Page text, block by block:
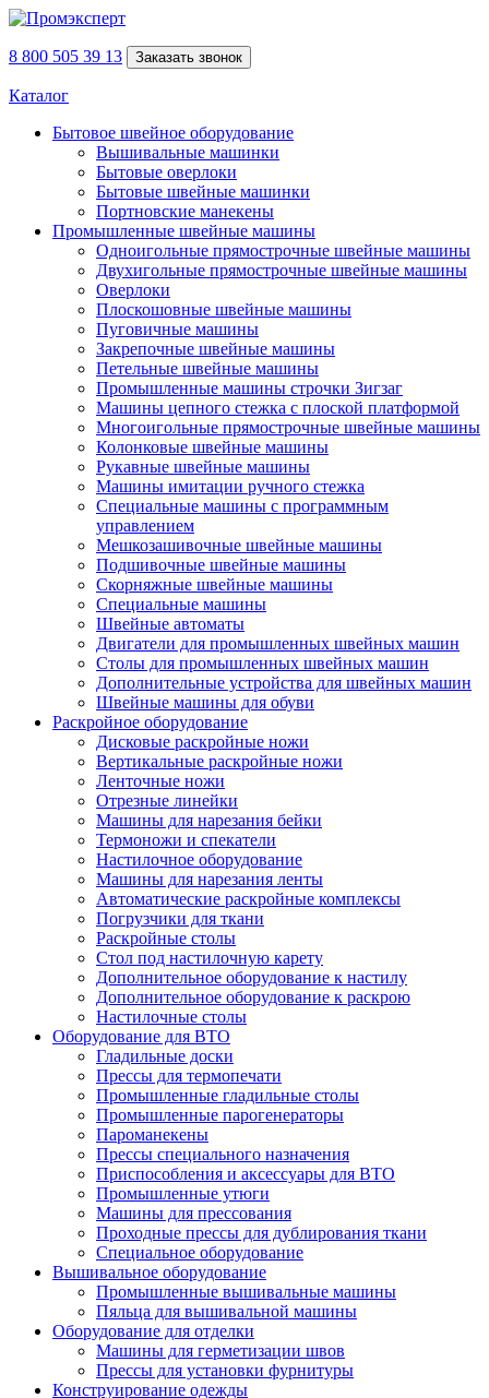
8 800 505 39 13 Заказать звонок
Каталог
Бытовое швейное оборудование
Вышивальные машинки
Бытовые оверлоки
Бытовые швейные машинки
Портновские манекены
Промышленные швейные машины
Одноигольные прямострочные швейные машины
Двухигольные прямострочные швейные машины
Оверлоки
Плоскошовные швейные машины
Пуговичные машины
Закрепочные швейные машины
Петельные швейные машины
Промышленные машины строчки Зигзаг
Машины цепного стежка с плоской платформой
Многоигольные прямострочные швейные машины
Колонковые швейные машины
Рукавные швейные машины
Машины имитации ручного стежка
Специальные машины с программным
управлением
Мешкозашивочные швейные машины
Подшивочные швейные машины
Скорняжные швейные машины
Специальные машины
Швейные автоматы
Двигатели для промышленных швейных машин
Столы для промышленных швейных машин
Дополнительные устройства для швейных машин
Швейные машины для обуви
Раскройное оборудование
Дисковые раскройные ножи
Вертикальные раскройные ножи
Ленточные ножи
Отрезные линейки
Машины для нарезания бейки
Термоножи и спекатели
Настилочное оборудование
Машины для нарезания ленты
Автоматические раскройные комплексы
Погрузчики для ткани
Раскройные столы
Стол под настилочную карету
Дополнительное оборудование к настилу
Дополнительное оборудование к раскрою
Настилочные столы
Оборудование для ВТО
Гладильные доски
Прессы для термопечати
Промышленные гладильные столы
Промышленные парогенераторы
Пароманекены
Прессы специального назначения
Приспособления и аксессуары для ВТО
Промышленные утюги
Машины для прессования
Проходные прессы для дублирования ткани
Специальное оборудование
Вышивальное оборудование
Промышленные вышивальные машины
Пяльца для вышивальной машины
Оборудование для отделки
Машины для герметизации швов
Прессы для установки фурнитуры
Конструирование одежды